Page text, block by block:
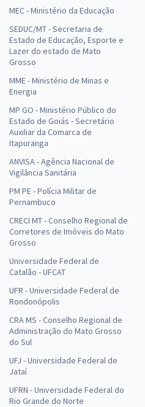
MEC - Ministério da Educação
SEDUC/MT - Secretaria de
Estado de Educação, Esporte e
Lazer do estado de Mato
Grosso
MME - Ministério de Minas e
Energia
MP GO - Ministério Público do
Estado de Goiás - Secretário
Auxiliar da Comarca de
Itapuranga
ANVISA - Agência Nacional de
Vigilância Sanitária
PM PE - Polícia Militar de
Pernambuco
CRECI MT - Conselho Regional de
Corretores de Imóveis do Mato
Grosso
Universidade Federal de
Catalão - UFCAT
UFR - Universidade Federal de
Rondonópolis
CRA MS - Conselho Regional de
Administração do Mato Grosso
do Sul
UFJ - Universidade Federal de
Jataí
UFRN - Universidade Federal do
Rio Grande do Norte